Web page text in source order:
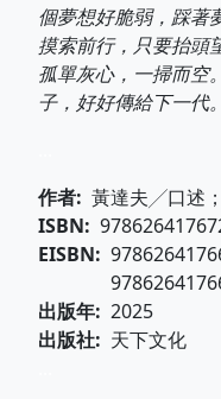
個夢想好脆弱，踩著
摸索前行，只要抬頭
孤單灰心，一掃而空
子，好好傳給下一
作者 黃達夫╱口述
ISBN
EISBN
出版年 2025
出版社
天下文化